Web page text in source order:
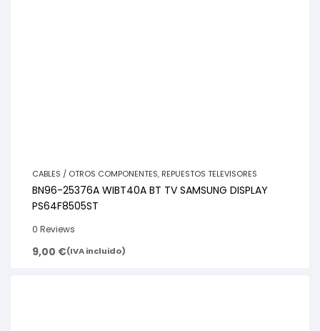
CABLES / OTROS COMPONENTES, REPUESTOS TELEVISORES
BN96-25376A WIBT40A BT TV SAMSUNG DISPLAY
PS64F8505ST
0 Reviews
9,00 €(IVA incluido)